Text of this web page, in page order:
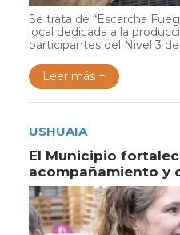
Se trata de “Escarcha
local dedicada a la
participantes del Nivel 3 de
Leer más +
USHUAIA
El Municipio
acompañamiento y